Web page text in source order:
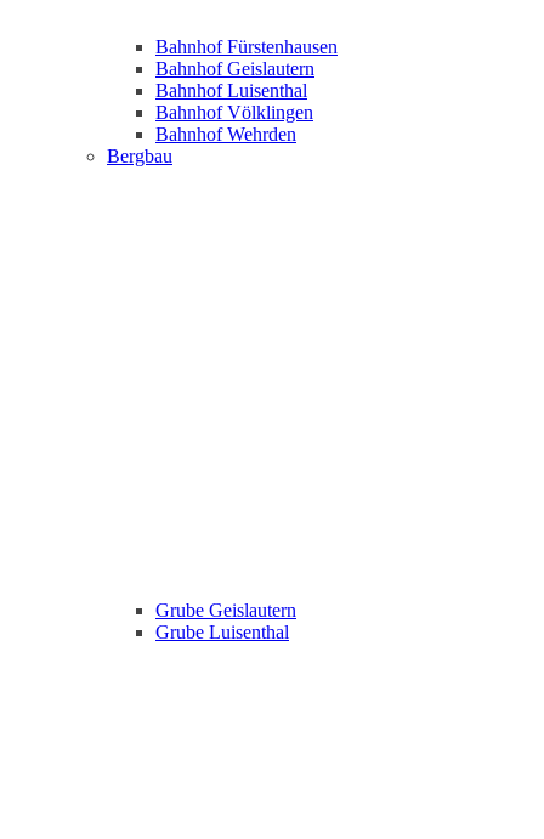
Bahnhof Fürstenhausen
Bahnhof Geislautern
Bahnhof Luisenthal
Bahnhof Völklingen
Bahnhof Wehrden
Bergbau
Grube Geislautern
Grube Luisenthal